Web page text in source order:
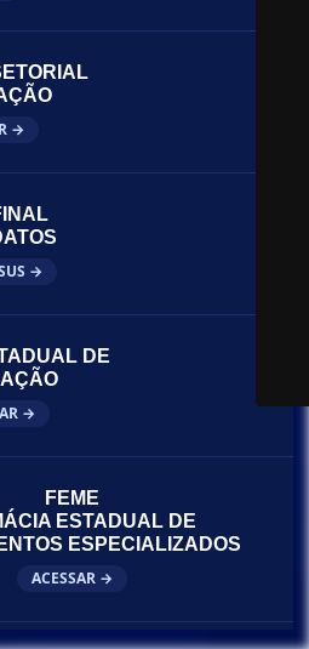
→
→
DE
→
FEME
ESTADUAL DE
ESPECIALIZADOS
ACESSAR →